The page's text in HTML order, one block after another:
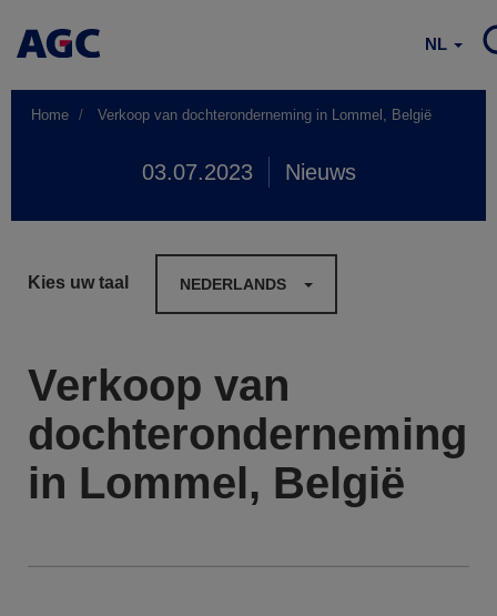
NL
Home Verkoop van dochteronderneming in Lommel, België
03.07.2023 Nieuws
Kies uw taal NEDERLANDS
Verkoop van
dochteronderneming
in Lommel, België